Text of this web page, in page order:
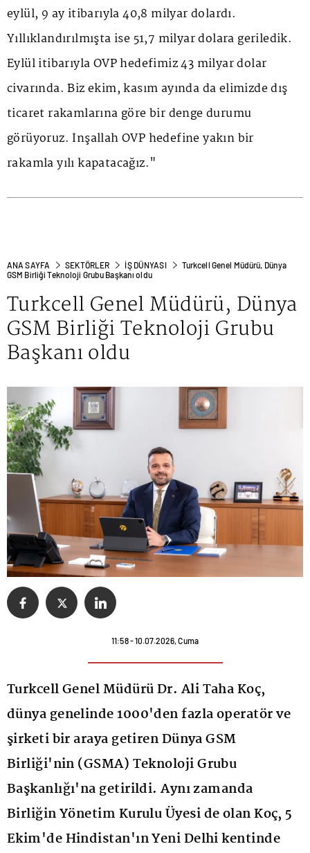
eylül, 9 ay itibarıyla 40,8 milyar dolardı.
Yıllıklandırılmışta ise 51,7 milyar dolara geriledik.
Eylül itibarıyla OVP hedefimiz 43 milyar dolar
civarında. Biz ekim, kasım ayında da elimizde dış
ticaret rakamlarına göre bir denge durumu
görüyoruz. İnşallah OVP hedefine yakın bir
rakamla yılı kapatacağız."
ANA SAYFA SEKTÖRLER İŞ DÜNYASI
Turkcell Genel Müdürü, Dünya
GSM Birliği Teknoloji Grubu Başkanı oldu
Turkcell Genel Müdürü, Dünya
GSM Birliği Teknoloji Grubu
Başkanı oldu
11:58 - 10.07.2026, Cuma
Turkcell Genel Müdürü Dr. Ali Taha Koç,
dünya genelinde 1000'den fazla operatör ve
şirketi bir araya getiren Dünya GSM
Birliği'nin (GSMA) Teknoloji Grubu
Başkanlığı'na getirildi. Aynı zamanda
Birliğin Yönetim Kurulu Üyesi de olan Koç, 5
Ekim'de Hindistan'ın Yeni Delhi kentinde